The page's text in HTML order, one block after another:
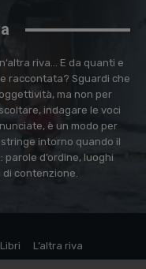
riva… E da quanti e
raccontata? Sguardi che
ma non per
indagare le voci
è un modo per
intorno quando il
d’ordine, luoghi
contenzione.
Libri L’altra riva